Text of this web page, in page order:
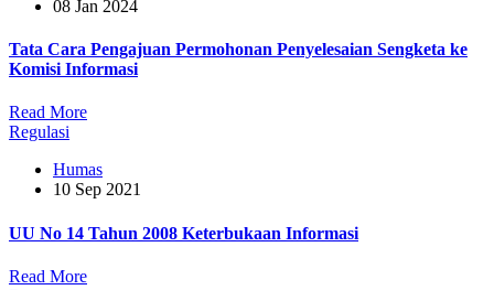
08 Jan 2024
Tata Cara Pengajuan Permohonan Penyelesaian Sengketa ke
Komisi Informasi
Read More
Regulasi
Humas
10 Sep 2021
UU No 14 Tahun 2008 Keterbukaan Informasi
Read More